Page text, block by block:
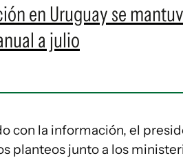
en Uruguay se
a julio
con la información, el
planteos junto a los